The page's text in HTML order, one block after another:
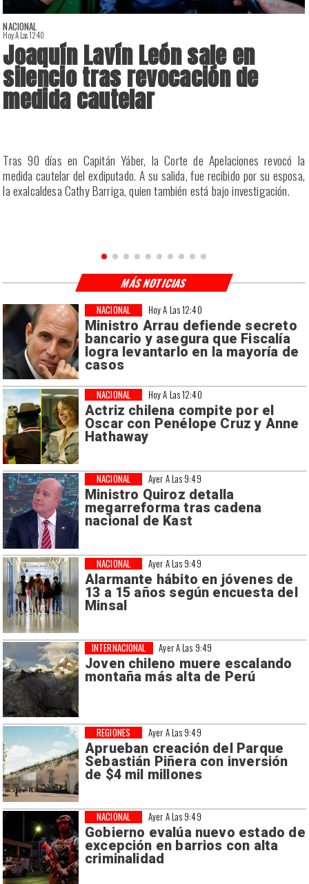
NACIONAL
Hoy A Las 12:40
Joaquín Lavín León sale en
silencio tras revocación de
medida cautelar
Tras 90 días en Capitán Yáber, la Corte de Apelaciones revocó la
medida cautelar del exdiputado. A su salida, fue recibido por su esposa,
la exalcaldesa Cathy Barriga, quien también está bajo investigación.
Hoy A Las 12:40
Ministro Arrau defiende secreto
bancario y asegura que Fiscalía
logra levantarlo en la mayoría de
casos
NACIONAL
Hoy A Las 12:40
Actriz chilena compite por el
Oscar con Penélope Cruz y Anne
Hathaway
NACIONAL
Ayer A Las 9:49
Ministro Quiroz detalla
megarreforma tras cadena
nacional de Kast
NACIONAL
Ayer A Las 9:49
Alarmante hábito en jóvenes de
13 a 15 años según encuesta del
Minsal
NACIONAL
Ayer A Las 9:49
Joven chileno muere escalando
montaña más alta de Perú
INTERNACIONAL
Ayer A Las 9:49
Aprueban creación del Parque
Sebastián Piñera con inversión
de $4 mil millones
REGIONES
Ayer A Las 9:49
Gobierno evalúa nuevo estado de
excepción en barrios con alta
criminalidad
NACIONAL
MÁS NOTICIAS